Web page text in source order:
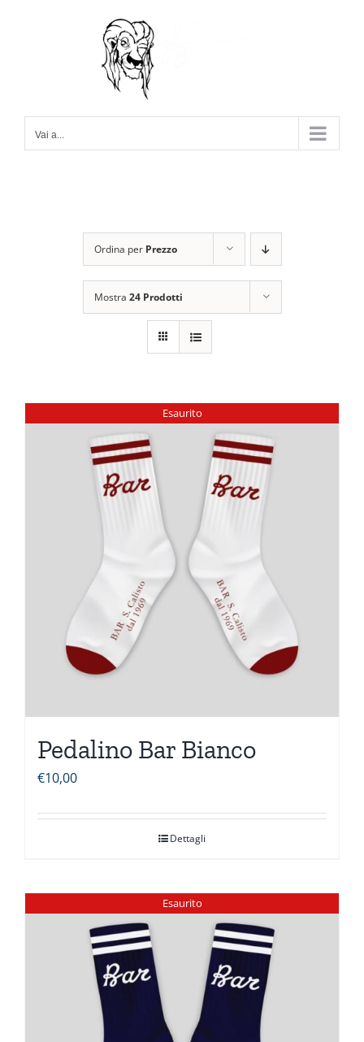
Vai a...
Ordina per Prezzo
Mostra 24 Prodotti
Esaurito
Pedalino Bar Bianco
€10,00
Dettagli
Esaurito